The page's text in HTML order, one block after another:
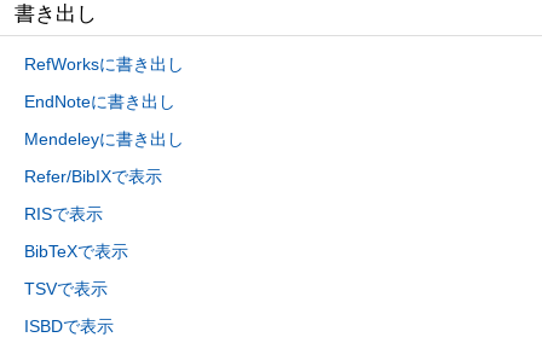
書き出し
RefWorksに書き出し
EndNoteに書き出し
Mendeleyに書き出し
Refer/BibIXで表示
RISで表示
BibTeXで表示
TSVで表示
ISBDで表示